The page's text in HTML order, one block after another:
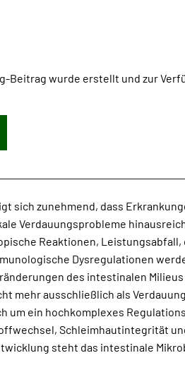
Beitrag wurde erstellt und zur
steht das intestinale